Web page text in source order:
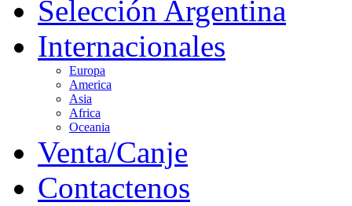
Selección Argentina
Internacionales
Europa
America
Asia
Africa
Oceania
Venta/Canje
Contactenos